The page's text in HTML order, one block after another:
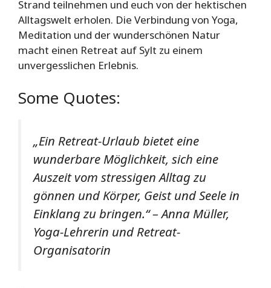
Strand teilnehmen und euch von der hektischen
Alltagswelt erholen. Die Verbindung von Yoga,
Meditation und der wunderschönen Natur
macht einen Retreat auf Sylt zu einem
unvergesslichen Erlebnis.
Some Quotes:
„Ein Retreat-Urlaub bietet eine
wunderbare Möglichkeit, sich eine
Auszeit vom stressigen Alltag zu
gönnen und Körper, Geist und Seele in
Einklang zu bringen.“ – Anna Müller,
Yoga-Lehrerin und Retreat-
Organisatorin